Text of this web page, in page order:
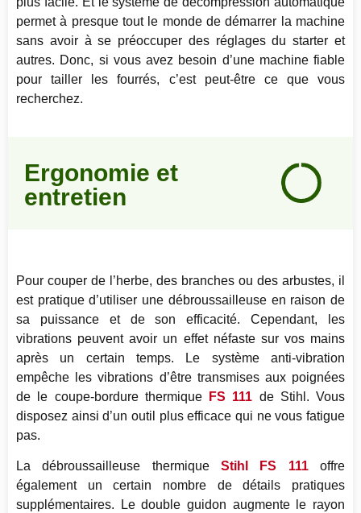
permet à presque tout le monde de démarrer la machine
sans avoir à se préoccuper des réglages du starter et
autres. Donc, si vous avez besoin d’une machine fiable
pour tailler les fourrés, c’est peut-être ce que vous
recherchez.
Ergonomie et
entretien
avis
98%
Pour couper de l’herbe, des branches ou des arbustes, il
est pratique d’utiliser une débroussailleuse en raison de
sa puissance et de son efficacité. Cependant, les
vibrations peuvent avoir un effet néfaste sur vos mains
après un certain temps. Le système anti-vibration
empêche les vibrations d’être transmises aux poignées
de le coupe-bordure thermique
FS 111 de Stihl. Vous
disposez ainsi d’un outil plus efficace qui ne vous fatigue
pas.
La débroussailleuse thermique Stihl FS 111offre
également un certain nombre de détails pratiques
supplémentaires. Le double guidon augmente le rayon